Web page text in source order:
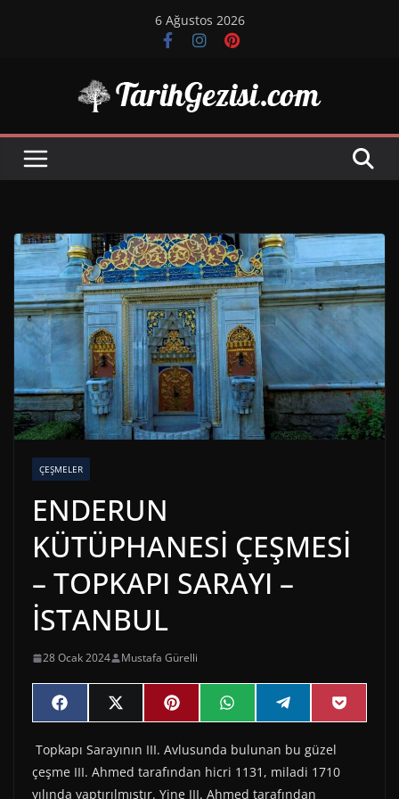
6 Ağustos 2026
ÇEŞMELER
ENDERUN
KÜTÜPHANESİ ÇEŞMESİ
– TOPKAPI SARAYI –
İSTANBUL
28 Ocak 2024 Mustafa Gürelli
Share
on
F
a
e
b
o
Share
on
X
(
w
i
t
Share
on
P
i
t
e
r
Share
on
W
h
t
s
A
Share
on
e
e
g
r
Share
on
P
o
Topkapı Sarayının III. Avlusunda bulunan bu güzel
çeşme III. Ahmed tarafından hicri 1131, miladi 1710
yılında yaptırılmıştır. Yine III. Ahmed tarafından